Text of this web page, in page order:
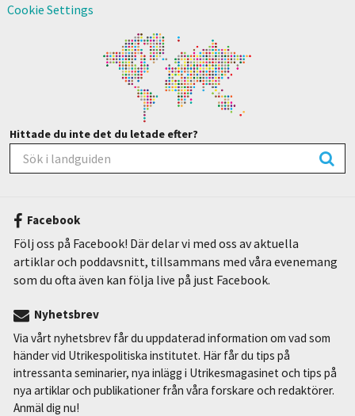
Cookie Settings
Hittade du inte det du letade efter?
Facebook
Följ oss på Facebook! Där delar vi med oss av aktuella
artiklar och poddavsnitt, tillsammans med våra evenemang
som du ofta även kan följa live på just Facebook.
Nyhetsbrev
Via vårt nyhetsbrev får du uppdaterad information om vad som
händer vid Utrikespolitiska institutet. Här får du tips på
intressanta seminarier, nya inlägg i Utrikesmagasinet och tips på
nya artiklar och publikationer från våra forskare och redaktörer.
Anmäl dig nu!